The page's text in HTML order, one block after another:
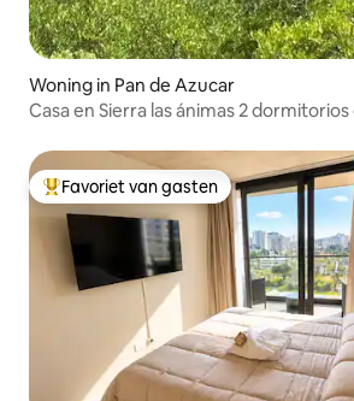
Woning in Pan de Azucar
Casa en Sierra las ánimas 2
Topfavoriet van gasten
Favoriet van gasten